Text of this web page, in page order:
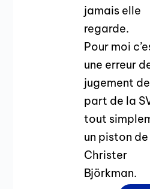
jamais elle
regarde.
Pour moi
une erreur
jugement
part de la
tout
un piston de
Christer
Björkman.